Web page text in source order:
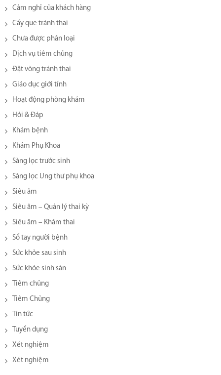
Cảm nghĩ của khách hàng
Cấy que tránh thai
Chưa được phân loại
Dịch vụ tiêm chủng
Đặt vòng tránh thai
Giáo dục giới tính
Hoạt động phòng khám
Hỏi & Đáp
Khám bệnh
Khám Phụ Khoa
Sàng lọc trước sinh
Sàng lọc Ung thư phụ khoa
Siêu âm
Siêu âm – Quản lý thai kỳ
Siêu âm – Khám thai
Sổ tay người bệnh
Sức khỏe sau sinh
Sức khỏe sinh sản
Tiêm chủng
Tiêm Chủng
Tin tức
Tuyển dụng
Xét nghiệm
Xét nghiệm